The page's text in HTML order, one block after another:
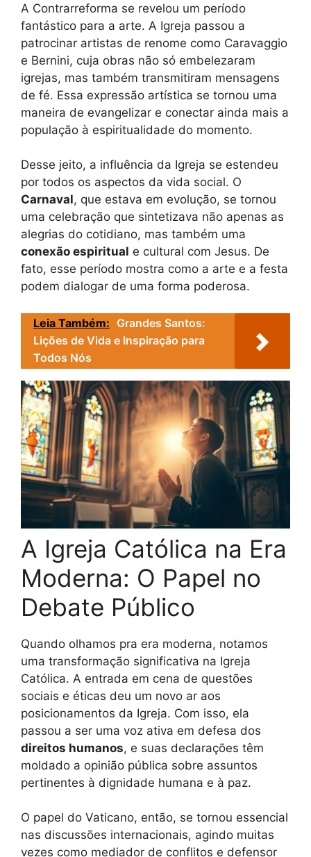
A Contrarreforma se revelou um período
fantástico para a arte. A Igreja passou a
patrocinar artistas de renome como Caravaggio
e Bernini, cuja obras não só embelezaram
igrejas, mas também transmitiram mensagens
de fé. Essa expressão artística se tornou uma
maneira de evangelizar e conectar ainda mais a
população à espiritualidade do momento.
Desse jeito, a influência da Igreja se estendeu
por todos os aspectos da vida social. O
Carnaval, que estava em evolução, se tornou
uma celebração que sintetizava não apenas as
alegrias do cotidiano, mas também uma
conexão espiritual e cultural com Jesus. De
fato, esse período mostra como a arte e a festa
podem dialogar de uma forma poderosa.
Leia Também: Grandes Santos:
Lições de Vida e Inspiração para
Todos Nós
A Igreja Católica na Era
Moderna: O Papel no
Debate Público
Quando olhamos pra era moderna, notamos
uma transformação significativa na Igreja
Católica. A entrada em cena de questões
sociais e éticas deu um novo ar aos
posicionamentos da Igreja. Com isso, ela
passou a ser uma voz ativa em defesa dos
direitos humanos, e suas declarações têm
moldado a opinião pública sobre assuntos
pertinentes à dignidade humana e à paz.
O papel do Vaticano, então, se tornou essencial
nas discussões internacionais, agindo muitas
vezes como mediador de conflitos e defensor